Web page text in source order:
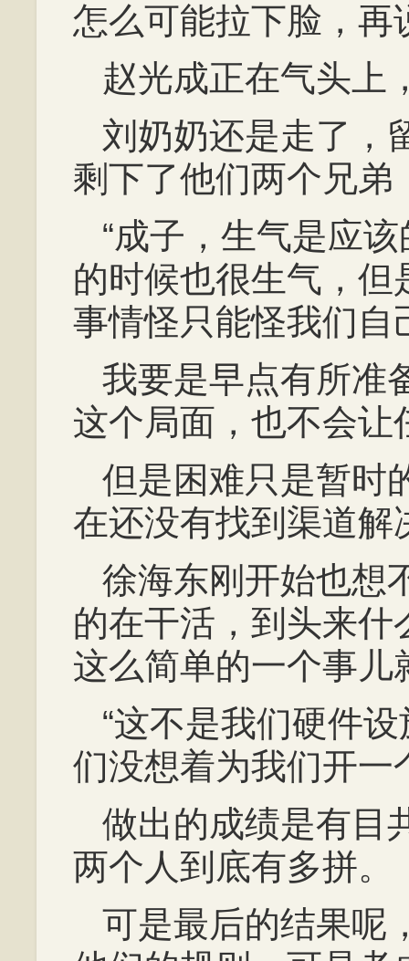
怎么可能拉下脸，再
赵光成正在气头上
刘奶奶还是走了，
剩下了他们两个兄弟
“成子，生气是应
的时候也很生气，
事情怪只能怪我们自
我要是早点有所准
这个局面，也不会让
但是困难只是暂时
在还没有找到渠道解
徐海东刚开始也想
的在干活，到头来
这么简单的一个事儿
“这不是我们硬件
们没想着为我们开一
做出的成绩是有目
两个人到底有多拼。
可是最后的结果呢